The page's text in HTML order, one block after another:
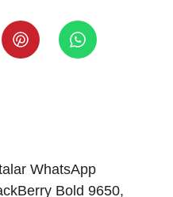
WhatsApp
Bold 9650,